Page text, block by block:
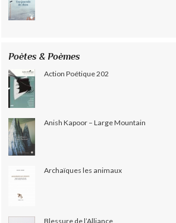
Poètes & Poèmes
Action Poétique 202
Anish Kapoor – Large Mountain
Archaïques les animaux
Blessure de l’Alliance